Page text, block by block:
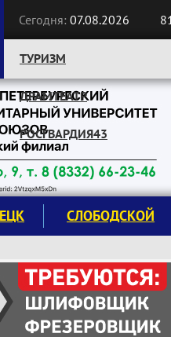
Сегодня: 07.08.2026
ТУРИЗМ
ДРАМТЕАТР
РОСГВАРДИЯ43
СЛОБОДСКОЙ